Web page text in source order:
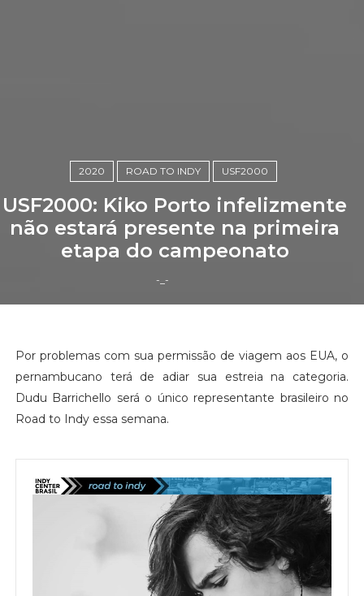
2020 ROAD TO INDY USF2000
USF2000: Kiko Porto infelizmente
não estará presente na primeira
etapa do campeonato
-_-
Por problemas com sua permissão de viagem aos EUA, o
pernambucano terá de adiar sua estreia na categoria.
Dudu Barrichello será o único representante brasileiro no
Road to Indy essa semana.